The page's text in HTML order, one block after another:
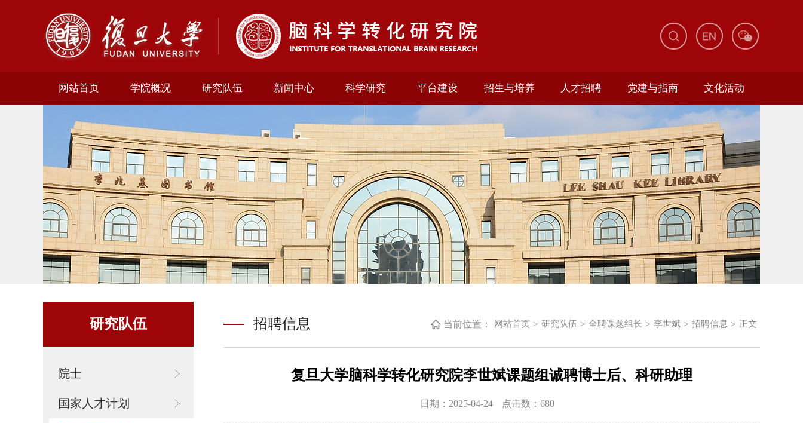
网站首页 学院概况 研究队伍 新闻中心 科学研究 平台建设 招生与培养 人才招聘 党建与指南 文化活动
研究队伍
院士
国家人才计划
招聘信息 当前位置： 网站首页 > 研究队伍 > 全聘课题组长 > 李世斌 > 招聘信息 > 正文
复旦大学脑科学转化研究院李世斌课题组诚聘博士后、科研助理
日期：2025-04-24 点击数： 680